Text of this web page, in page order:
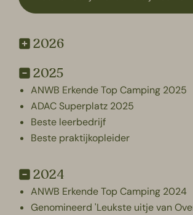
2026
2025
ANWB Erkende Top Camping 2025
ADAC Superplatz 2025
Beste leerbedrijf
Beste praktijkopleider
2024
ANWB Erkende Top Camping 2024
Genomineerd 'Leukste uitje van